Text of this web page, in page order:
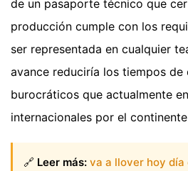
de un pasaporte técnico que
producción cumple con los
ser representada en cualquier
avance reduciría los tiempos
burocráticos que actualmente
internacionales por el
🔗 Leer más: va a llover hoy día